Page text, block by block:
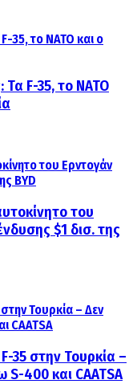
Τα F-35, το ΝΑΤΟ
του
$1 δισ. της
35 στην Τουρκία –
S-400 και CAATSA